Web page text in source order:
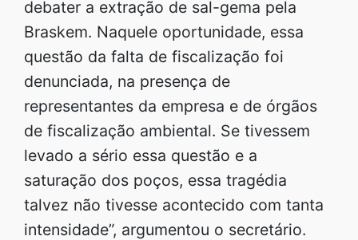
debater a extração de sal-gema pela
Braskem. Naquele oportunidade, essa
questão da falta de fiscalização foi
denunciada, na presença de
representantes da empresa e de órgãos
de fiscalização ambiental. Se tivessem
levado a sério essa questão e a
saturação dos poços, essa tragédia
talvez não tivesse acontecido com tanta
intensidade”, argumentou o secretário.